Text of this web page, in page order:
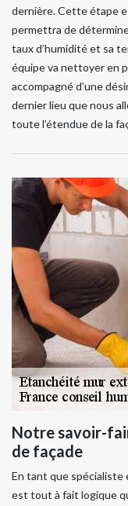
dernière. Cette étape
permettra de
taux d’humidité et sa
équipe va nettoyer en
accompagné d’une
dernier lieu que nous
toute l’étendue de la
Notre savoir-
de façade
En tant que spécialiste
est tout à fait logique